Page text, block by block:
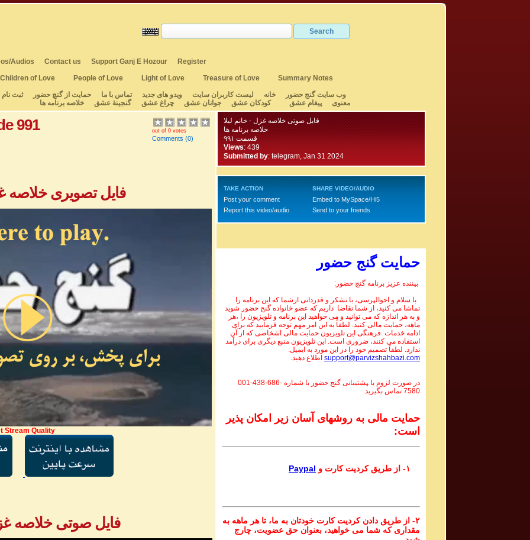
Audios Contact us Support Ganj E Hozour
Register
Children of Love
People of Love Light of Love Treasure of Love
Summary Notes
وب سایت گنج حضور
خانه لیست کاربران سایت ویدو های جدید تماس با ما حمایت از گنچ حضور
ثبت نام
معنوی
پیغام عشق کودکان عشق جوانان عشق چراغ عشق گنجینهٔ عشق خلاصه برنامه ها
991 out of 0 votes
Comments (0)
فایل تصویری خلاصه
Stream Quality
فایل صوتی خلاصه
فایل صوتی خلاصه غزل - خانم لیلا
خلاصه برنامه ها
قسمت ۹۹۱
Views: 439
Submitted by: telegram, Jan 31 2024
TAKE ACTION
Post your comment
Report this video/audio
SHARE VIDEO/AUDIO
Embed to MySpace/Hi5
Send to your friends
حمایت گنج حضور
بیننده عزیز برنامه گنج حضور:
با سلام و احوالپرسی، با تشکر و قدردانی ازشما که این برنامه را
تماشا می کنید، از شما تقاضا داریم که عضو خانواده گنج حضور شوید
و به هر اندازه که می توانید و می خواهید این برنامه و تلویزیون را ،هر
ماهه، حمایت مالی کنید. لطفاً به این امر مهم توجه فرمایید که برای
ادامه خدمات فرهنگی این تلویزیون حمایت مالی اشخاصی که از آن
استفاده می کنند، ضروری است. این تلویزیون منبع دیگری برای درآمد
ندارد. لطفاً تصمیم خود را در این مورد به ایمیل:
support@parvizshahbazi.com اطلاع دهید.
در صورت لزوم با ‍پشتیبانی گنج حضور با شماره 001-438-686-
7580 تماس بگیرید.
حمایت مالی به روشهای آسان زیر امکان پذیر
است:
Paypal
۲- از طریق دادن کردیت کارت خودتان به ما، تا هر ماهه به
مقداری که شما می خواهید، بعنوان حق عضویت، چارج